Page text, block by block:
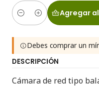
Cantidad
Agregar
Debes comprar un
DESCRIPCIÓN
Cámara de red tipo